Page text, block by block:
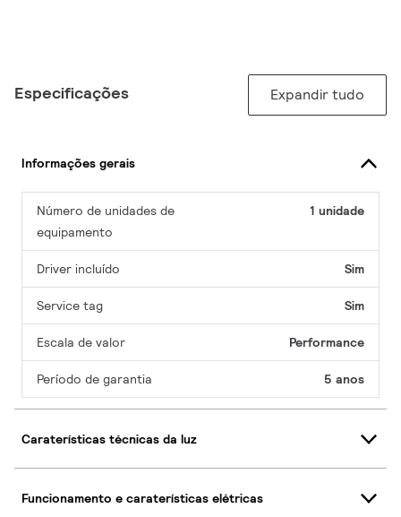
Especificações Expandir tudo
Informações gerais
Número de unidades de
equipamento
1 unidade
Driver incluído Sim
Service tag Sim
Escala de valor Performance
Período de garantia 5 anos
Caraterísticas técnicas da luz
Funcionamento e caraterísticas elétricas